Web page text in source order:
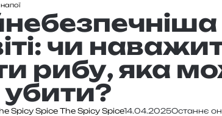
чи
рибу, яка
The Spicy Spice14.04.2025Останнє